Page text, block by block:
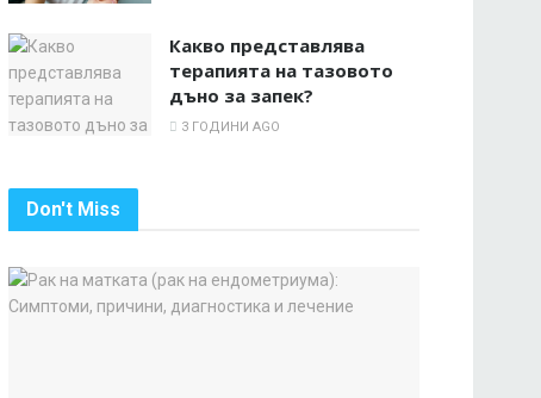
Какво представлява
терапията на тазовото
дъно за запек?
3 ГОДИНИ AGO
Don't Miss